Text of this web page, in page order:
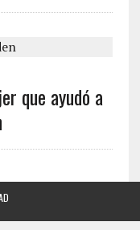
que ayudó a